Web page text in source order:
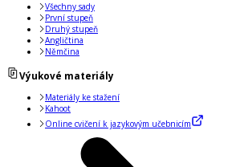
Všechny sady
První stupeň
Druhý stupeň
Angličtina
Němčina
Výukové materiály
Materiály ke stažení
Kahoot
Online cvičení k jazykovým učebnicím